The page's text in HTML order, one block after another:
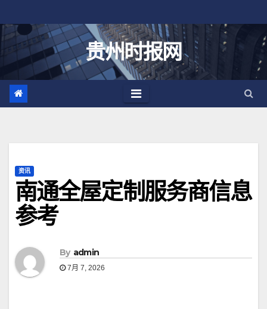
至
贵州时报网
资讯
南通全屋定制服务商信息
参考
By admin
7月 7, 2026